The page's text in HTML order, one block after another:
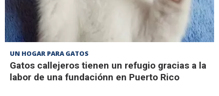
UN HOGAR PARA GATOS
Gatos callejeros tienen un refugio gracias a la
labor de una fundaciónn en Puerto Rico